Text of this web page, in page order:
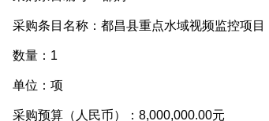
购条目名称：都昌县重点水域视频监控项目
量：1
位：项
购预算（人民币）：8,000,000.00元